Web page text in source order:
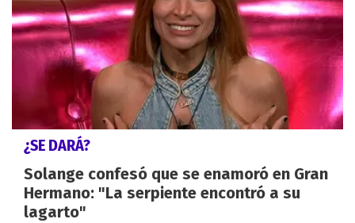
¿SE DARÁ?
Solange confesó que se enamoró en Gran
Hermano: "La serpiente encontró a su
lagarto"